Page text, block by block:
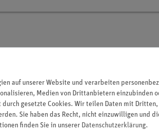
Substanzen Lösungen hergestellt werden.
Becherglas oder Rollrandglas
zurück gießen.
auf unserer Website und verarbeiten
Medien von Drittanbietern einzubinden
gesetzte Cookies. Wir teilen Daten mit
Sie haben das Recht, nicht einzuwilligen und
finden Sie in unserer Daten­schutz­erklärung.